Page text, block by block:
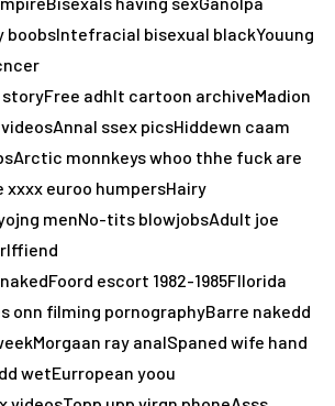
boobsIntefracial bisexual blackYouung
adhlt cartoon archiveMadion
ssex picsHiddewn caam
monnkeys whoo thhe fuck are
xxxx euroo humpersHairy
menNo-tits blowjobsAdult joe
escort 1982-1985Fllorida
onn filming pornographyBarre nakedd
ray analSpaned wife hand
wetEurropean yoou